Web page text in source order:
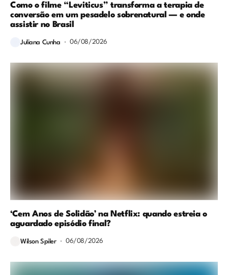
Como o filme “Leviticus” transforma a terapia de
conversão em um pesadelo sobrenatural — e onde
assistir no Brasil
Juliana Cunha 06/08/2026
‘Cem Anos de Solidão’ na Netflix: quando estreia o
aguardado episódio final?
Wilson Spiler 06/08/2026